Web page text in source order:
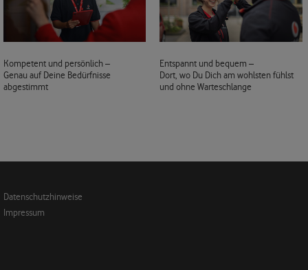
Kompetent und persönlich –
Genau auf Deine Bedürfnisse
abgestimmt
Entspannt und bequem –
Dort, wo Du Dich am wohlsten fühlst
und ohne Warteschlange
Datenschutzhinweise
Impressum